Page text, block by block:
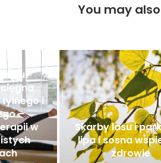
You may
i
–
w
Skarby lasu i
lipa i sosna
zdrowie